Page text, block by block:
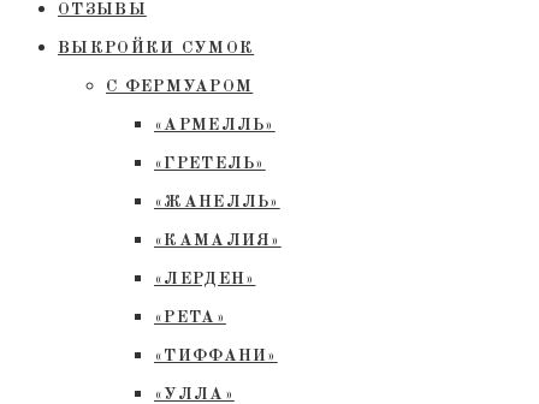
ОТЗЫВЫ
ВЫКРОЙКИ СУМОК
С ФЕРМУАРОМ
«АРМЕЛЛЬ»
«ГРЕТЕЛЬ»
«ЖАНЕЛЛЬ»
«КАМАЛИЯ»
«ЛЕРДЕН»
«РЕТА»
«ТИФФАНИ»
«УЛЛА»